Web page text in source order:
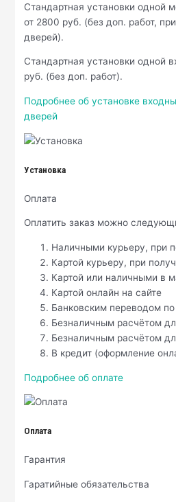
Стандартная установки одной
от 2800 руб. (без доп. работ,
дверей).
Стандартная установки одной
руб. (без доп. работ).
Подробнее об установке
дверей
Установка
Оплата
Оплатить заказ можно
Наличными курьеру, при
Картой курьеру, при
Картой или наличными в
Картой онлайн на сайте
Банковским переводом по
Безналичным расчётом
Безналичным расчётом
В кредит (оформление
Подробнее об оплате
Оплата
Гарантия
Гаратийные обязательства